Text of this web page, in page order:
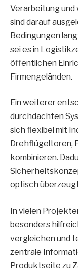
Verarbeitung und
sind darauf
Bedingungen
sei es in
öffentlichen
Firmengeländen.
Ein weiterer
durchdachten
sich flexibel mit
Drehflügeltoren,
kombinieren.
optisch
In vielen
besonders
vergleichen und
zentrale
Produktseite zu